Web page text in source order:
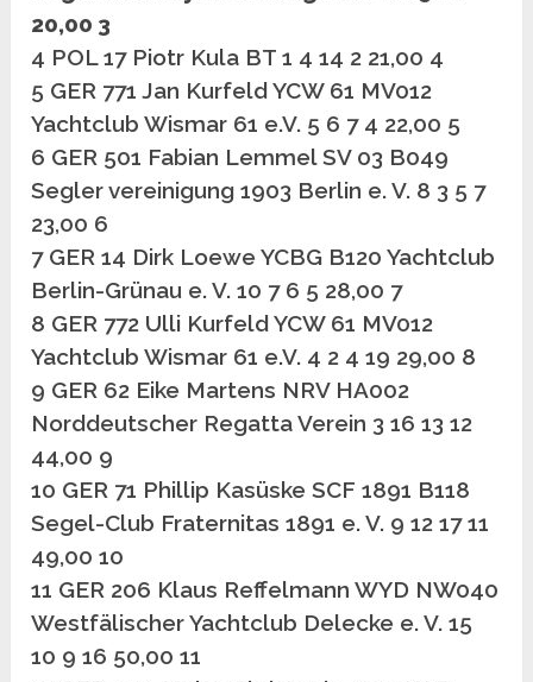
20,00 3
4 POL 17 Piotr Kula BT 1 4 14 2 21,00 4
5 GER 771 Jan Kurfeld YCW 61 MV012
Yachtclub Wismar 61 e.V. 5 6 7 4 22,00 5
6 GER 501 Fabian Lemmel SV 03 B049
Segler vereinigung 1903 Berlin e. V. 8 3 5 7
23,00 6
7 GER 14 Dirk Loewe YCBG B120 Yachtclub
Berlin-Grünau e. V. 10 7 6 5 28,00 7
8 GER 772 Ulli Kurfeld YCW 61 MV012
Yachtclub Wismar 61 e.V. 4 2 4 19 29,00 8
9 GER 62 Eike Martens NRV HA002
Norddeutscher Regatta Verein 3 16 13 12
44,00 9
10 GER 71 Phillip Kasüske SCF 1891 B118
Segel-Club Fraternitas 1891 e. V. 9 12 17 11
49,00 10
11 GER 206 Klaus Reffelmann WYD NW040
Westfälischer Yachtclub Delecke e. V. 15
10 9 16 50,00 11